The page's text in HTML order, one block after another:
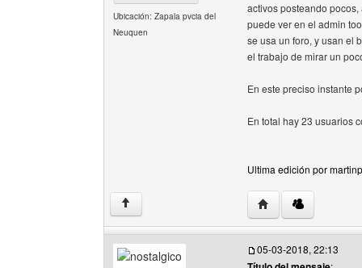
Ubicación: Zapala pvcia del
Neuquen
activos posteando
puede ver en el admin
se usa un foro, y usan el
el trabajo de mirar un
En este preciso instante
En total hay 23 usuarios
Ultima edición por
↑ Visitar sitio web del
05-03-2018, 22:13